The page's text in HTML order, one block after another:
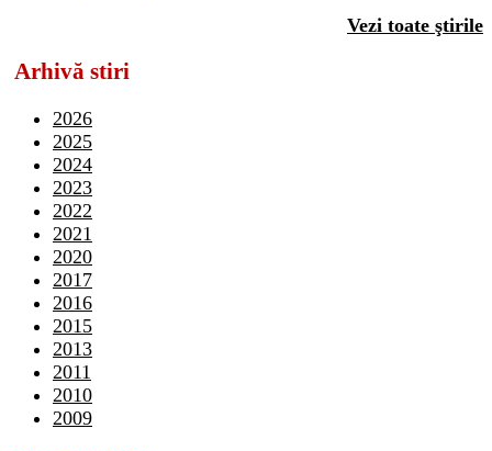
Vezi toate ştirile
Arhivă stiri
2026
2025
2024
2023
2022
2021
2020
2017
2016
2015
2013
2011
2010
2009